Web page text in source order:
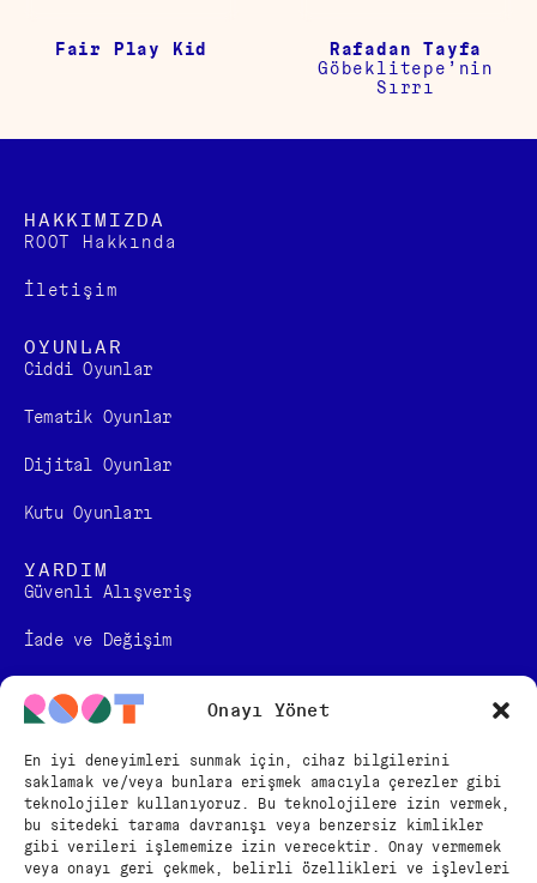
Onayı Yönet
En iyi deneyimleri sunmak için, cihaz bilgilerini
saklamak ve/veya bunlara erişmek amacıyla çerezler gibi
teknolojiler kullanıyoruz. Bu teknolojilere izin vermek,
bu sitedeki tarama davranışı veya benzersiz kimlikler
gibi verileri işlememize izin verecektir. Onay vermemek
veya onayı geri çekmek, belirli özellikleri ve işlevleri
Fair Play Kid
Rafadan Tayfa
Göbeklitepe’nin
Sırrı
HAKKIMIZDA
ROOT Hakkında
İletişim
OYUNLAR
Ciddi Oyunlar
Tematik Oyunlar
Dijital Oyunlar
Kutu Oyunları
YARDIM
Güvenli Alışveriş
İade ve Değişim
Mesafeli Satış Sözleşmesi
BİZİ TAKİP EDİN